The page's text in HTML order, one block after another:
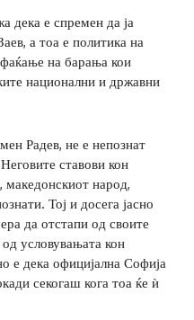
дека е спремен да ја
а тоа е политика на
на барања кои
национални и државни
Радев, не е непознат
ставови кон
македонскиот народ,
Тој и досега јасно
да отстапи од своите
условувањата кон
е дека официјална Софија
секогаш кога тоа ќе ѝ